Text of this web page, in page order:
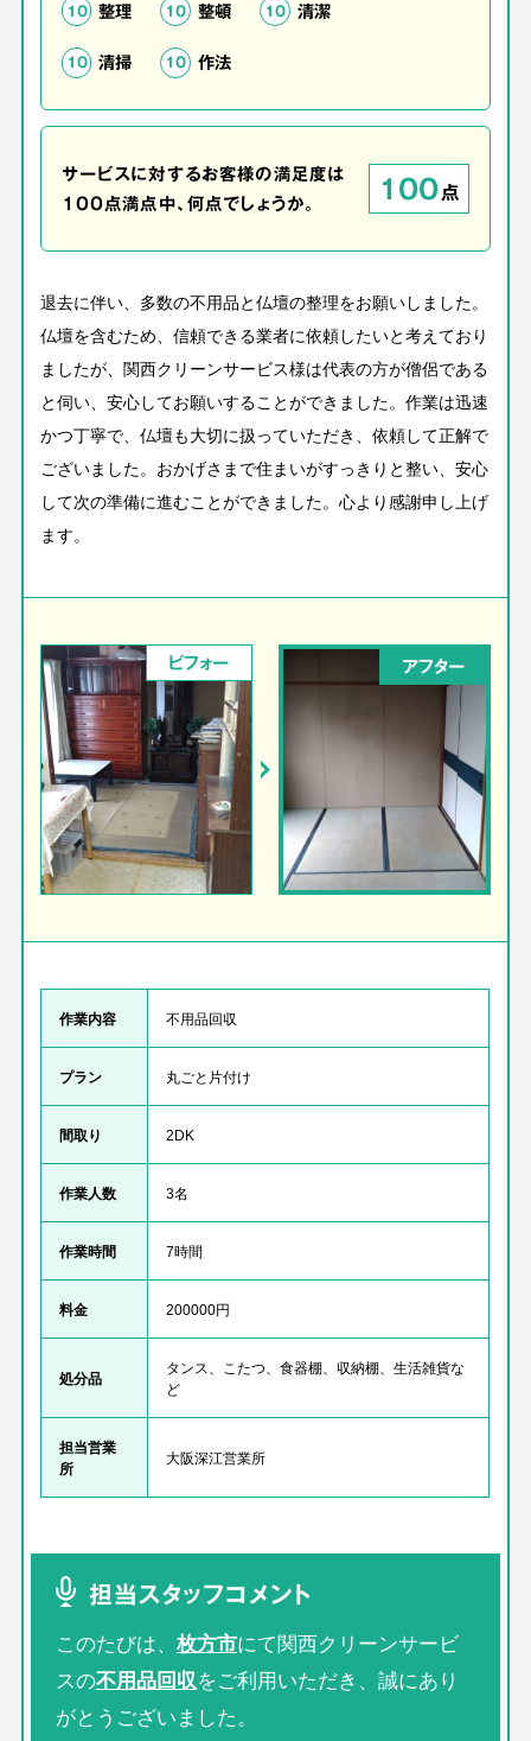
10 整理 10 整頓 10 清潔
10 清掃 10 作法
サービスに対するお客様の満足度は
100点満点中、何点でしょうか。
100点
退去に伴い、多数の不用品と仏壇の整理をお願いしました。
仏壇を含むため、信頼できる業者に依頼したいと考えており
ましたが、関西クリーンサービス様は代表の方が僧侶である
と伺い、安心してお願いすることができました。作業は迅速
かつ丁寧で、仏壇も大切に扱っていただき、依頼して正解で
ございました。おかげさまで住まいがすっきりと整い、安心
して次の準備に進むことができました。心より感謝申し上げ
ます。
ビフォー アフター
作業内容 不用品回収
プラン 丸ごと片付け
間取り 2DK
作業人数 3名
作業時間 7時間
料金 200000円
処分品
タンス、こたつ、食器棚、収納棚、生活雑貨な
ど
担当営業
所
大阪深江営業所
担当スタッフコメント
このたびは、 枚方市にて関西クリーンサービ
スの不用品回収をご利用いただき、誠にあり
がとうございました。